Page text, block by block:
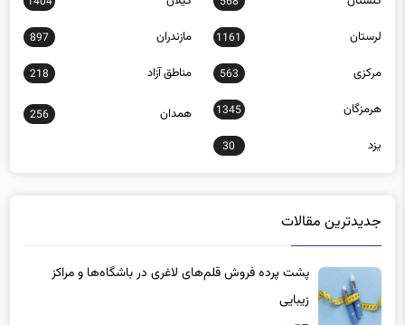
لرستان 1161 مازندران 897
مرکزی 563 مناطق آزاد 218
هرمزگان 1345
256
یزد 30
پشت پرده فروش قلم‌های لاغری در باشگاه‌ها و مراکز
زیبایی
7 ساعت پیش